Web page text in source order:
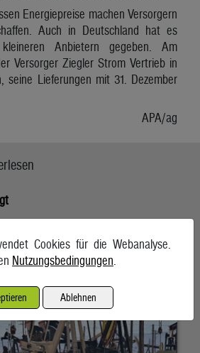
Energiepreise machen Versorgern
Auch in Deutschland hat es
Anbietern gegeben. Am
Versorger Ziegler Strom Vertrieb in
seine Lieferungen mit 31. Dezember
APA/ag
Cookies für die Webanalyse.
Nutzungsbedingungen
Ablehnen